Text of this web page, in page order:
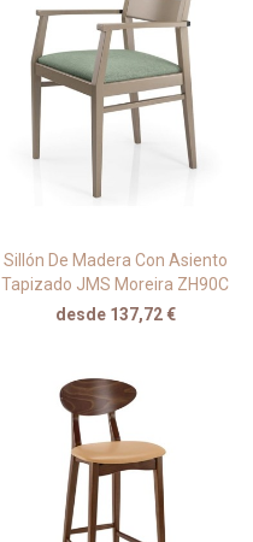
Sillón De Madera Con Asiento
Tapizado JMS Moreira ZH90C
desde 137,72 €